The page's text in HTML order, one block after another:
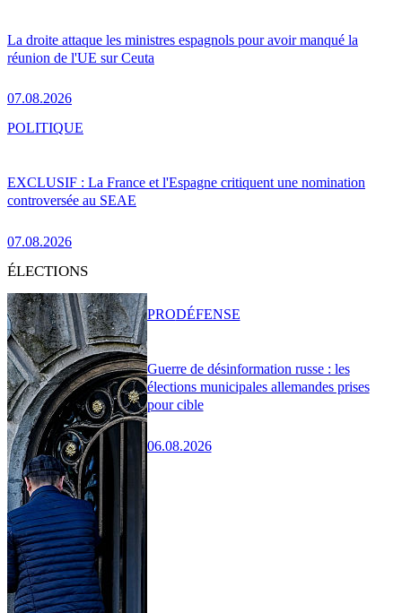
La droite attaque les ministres espagnols pour avoir manqué la
réunion de l'UE sur Ceuta
07.08.2026
EXCLUSIF : La France et l'Espagne critiquent une nomination
controversée au SEAE
07.08.2026
POLITIQUE
ÉLECTIONS
Guerre de désinformation russe : les
élections municipales allemandes prises
pour cible
06.08.2026
PRODÉFENSE